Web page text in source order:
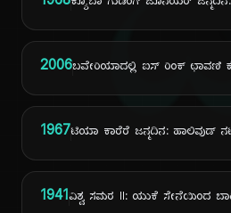
2006ಬವೇರಿಯಾದಲ್ಲಿ ಐಸ್ ರಿಂಕ್ ಛಾವಣಿ
1967ಟಿಯಾ ಕಾರೆರೆ ಜನ್ಮದಿನ: ಹಾಲಿವುಡ್
1941ವಿಶ್ವ ಸಮರ II: ಯುಕೆ ಸೇನೆಯಿಂದ